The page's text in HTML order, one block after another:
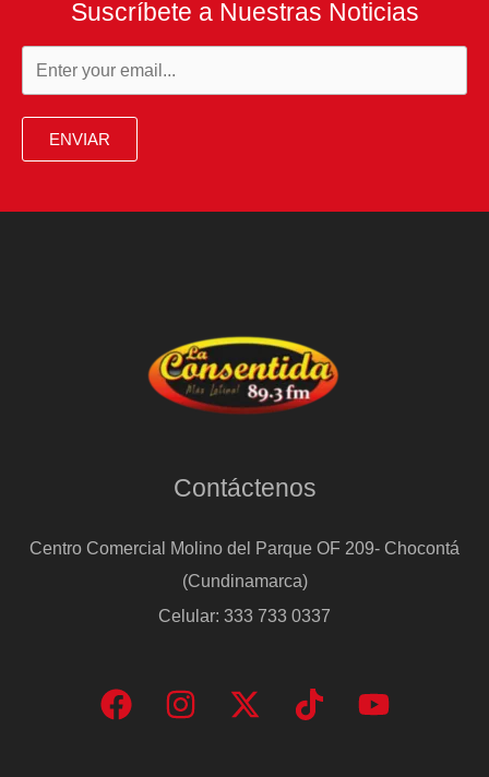
Suscríbete a Nuestras Noticias
ENVIAR
Contáctenos
Centro Comercial Molino del Parque OF 209- Chocontá
(Cundinamarca)
Celular: 333 733 0337